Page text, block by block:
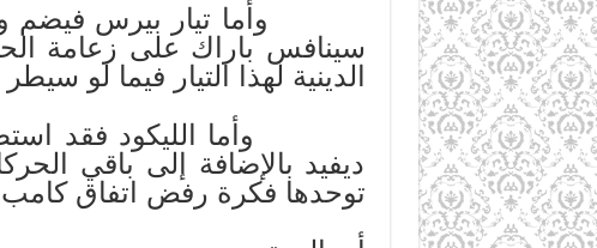
وأما تيار بيرس فيضم وزير
سينافس باراك على زعامة
الدينية لهذا التيار فيما لو
وأما الليكود فقد
ديفيد بالإضافة إلى باقي
توحدها فكرة رفض اتفاق كامب